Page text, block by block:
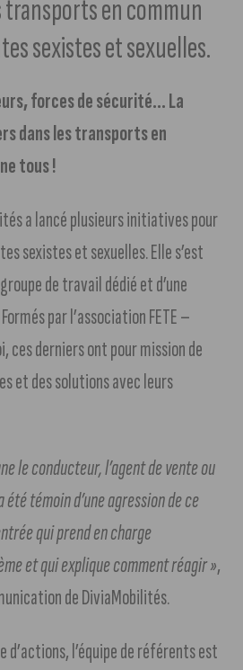
en commun
sexistes et sexuelles.
forces de sécurité… La
dans les transports en
tous !
a lancé plusieurs initiatives pour
sexistes et sexuelles. Elle s’est
de travail dédié et d’une
par l’association FETE –
ces derniers ont pour mission de
et des solutions avec leurs
le conducteur, l’agent de vente ou
témoin d’une agression de ce
qui prend en charge
et qui explique comment réagir »,
de DiviaMobilités.
d’actions, l’équipe de référents est